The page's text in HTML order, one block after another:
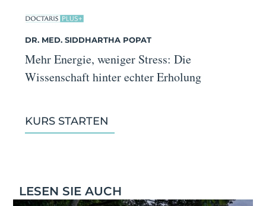
DR. MED. SIDDHARTHA POPAT
Mehr Energie, weniger Stress: Die
Wissenschaft hinter echter Erholung
KURS STARTEN
LESEN SIE AUCH